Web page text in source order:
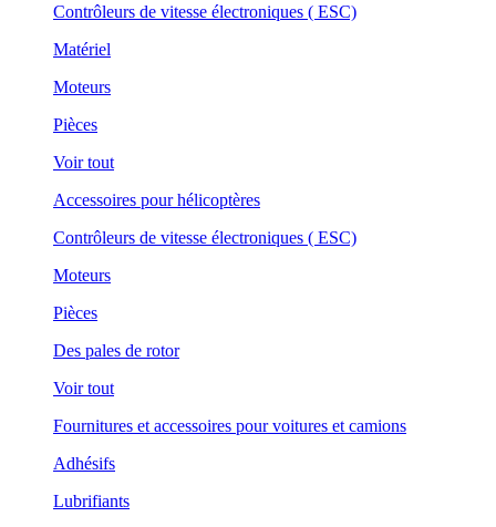
Contrôleurs de vitesse électroniques ( ESC)
Matériel
Moteurs
Pièces
Voir tout
Accessoires pour hélicoptères
Contrôleurs de vitesse électroniques ( ESC)
Moteurs
Pièces
Des pales de rotor
Voir tout
Fournitures et accessoires pour voitures et camions
Adhésifs
Lubrifiants